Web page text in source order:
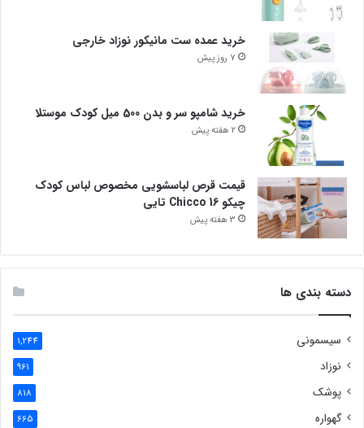
خرید عمده ست مانیکور نوزاد خارجی
7 روز پیش
خرید شامپو سر و بدن 500 میل کودک موستلا
2 هفته پیش
قیمت قرص لباسشویی مخصوص لباس کودک
چیکو Chicco 16 تایی
3 هفته پیش
دسته بندی ها
سیسمونی 1,244
نوزاد 961
پوشک 818
گهواره 665